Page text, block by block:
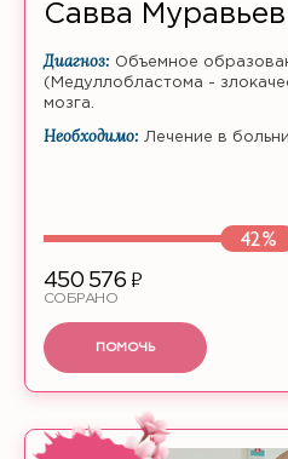
Савва Муравьев
Диагноз: Объемное
(Медуллобластома -
мозга.
Необходимо: Лечение в
42%
450 576 ф
СОБРАНО
ПОМОЧЬ